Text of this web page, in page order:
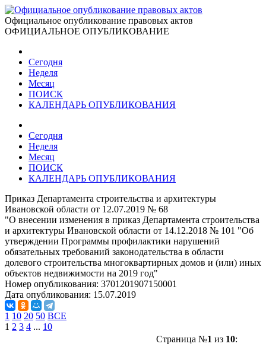
Официальное опубликование правовых актов
ОФИЦИАЛЬНОЕ ОПУБЛИКОВАНИЕ
Сегодня
Неделя
Месяц
ПОИСК
КАЛЕНДАРЬ ОПУБЛИКОВАНИЯ
Сегодня
Неделя
Месяц
ПОИСК
КАЛЕНДАРЬ ОПУБЛИКОВАНИЯ
Приказ Департамента строительства и архитектуры
Ивановской области от 12.07.2019 № 68
"О внесении изменения в приказ Департамента строительства
и архитектуры Ивановской области от 14.12.2018 № 101 "Об
утверждении Программы профилактики нарушений
обязательных требований законодательства в области
долевого строительства многоквартирных домов и (или) иных
объектов недвижимости на 2019 год"
Номер опубликования: 3701201907150001
Дата опубликования: 15.07.2019
1 10 20 50 ВСЕ
1 2 3 4 ... 10
Страница №1 из 10: